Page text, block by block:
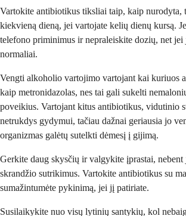
Vartokite antibiotikus tiksliai taip, kaip nurodyta,
kiekvieną dieną, jei vartojate kelių dienų kursą.
telefono priminimus ir nepraleiskite dozių, net jei
normaliai.
Vengti alkoholio vartojimo vartojant kai kuriuos
kaip metronidazolas, nes tai gali sukelti
poveikius. Vartojant kitus antibiotikus, vidutinio
netrukdys gydymui, tačiau dažnai geriausia jo
organizmas galėtų sutelkti dėmesį į gijimą.
Gerkite daug skysčių ir valgykite įprastai, nebent
skrandžio sutrikimus. Vartokite antibiotikus su
sumažintumėte pykinimą, jei jį patiriate.
Susilaikykite nuo visų lytinių santykių, kol